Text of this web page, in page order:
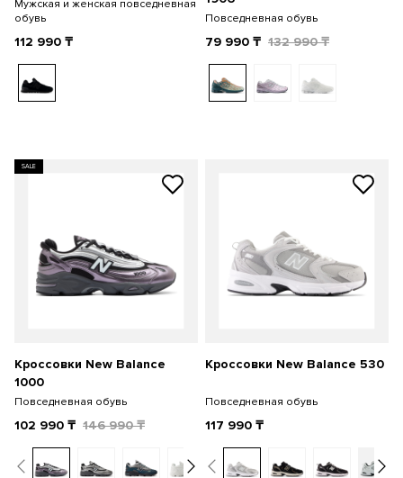
Мужская и женская повседневная
обувь
112 990 ₸
Повседневная обувь
79 990 ₸ 132 990₸
SALE
Кроссовки New Balance
1000
Повседневная обувь
102 990 ₸ 146 990₸
Кроссовки New Balance 530
Повседневная обувь
117 990 ₸